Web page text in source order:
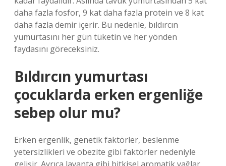
daha fazla fosfor, 9 kat daha fazla protein ve 8 kat
daha fazla demir içerir. Bu nedenle, bıldırcın
yumurtasını her gün tüketin ve her yönden
faydasını göreceksiniz.
Bıldırcın yumurtası
çocuklarda erken ergenliğe
sebep olur mu?
Erken ergenlik, genetik faktörler, beslenme
yetersizlikleri ve obezite gibi faktörler nedeniyle